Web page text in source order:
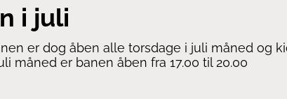
i juli
er dog åben alle torsdage i juli måned og
måned er banen åben fra 17.00 til 20.00